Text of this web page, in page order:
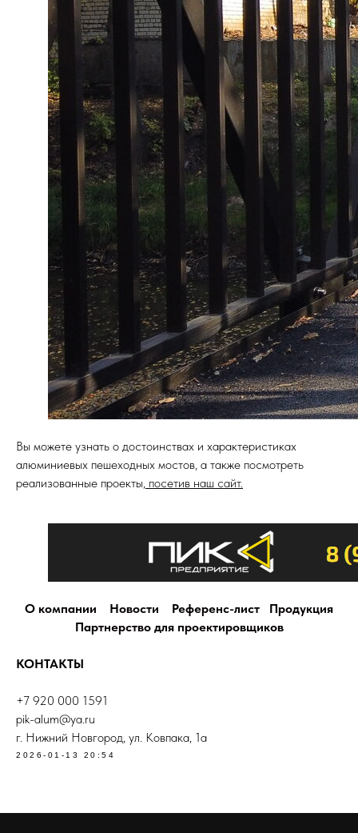
Вы можете узнать о достоинствах и характеристиках
алюминиевых пешеходных мостов, а также посмотреть
реализованные проекты, посетив наш сайт.
О компании Новости Референс-лист
Продукция
Партнерство для проектировщиков
КОНТАКТЫ
+7 920 000 1591
pik-alum@ya.ru
г. Нижний Новгород, ул. Ковпака, 1а
2026-01-13 20:54